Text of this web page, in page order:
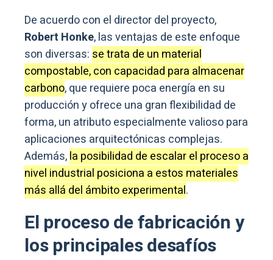
De acuerdo con el director del proyecto,
Robert Honke, las ventajas de este enfoque
son diversas: se trata de un material
compostable, con capacidad para almacenar
carbono, que requiere poca energía en su
producción y ofrece una gran flexibilidad de
forma, un atributo especialmente valioso para
aplicaciones arquitectónicas complejas.
Además,la posibilidad de escalar el proceso a
nivel industrial posiciona a estos materiales
más allá del ámbito experimental.
El proceso de fabricación y
los principales desafíos